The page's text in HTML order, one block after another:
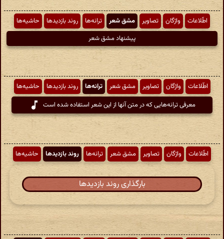
اطّلاعات واژگان تصاویر مشق شعر ترانه‌ها روند بازدیدها
حاشیه‌ها
پیشنهاد مشق شعر
اطّلاعات واژگان تصاویر مشق شعر ترانه‌ها روند بازدیدها
حاشیه‌ها
معرفی ترانه‌هایی که در متن آنها از این شعر استفاده شده است
اطّلاعات واژگان تصاویر مشق شعر ترانه‌ها روند بازدیدها حاشیه‌ها
بارگذاری روند بازدیدها